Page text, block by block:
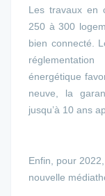
Les travaux en
250 à 300
bien connecté.
énergétique
neuve, la
jusqu’à 10 ans
Enfin, pour
nouvelle